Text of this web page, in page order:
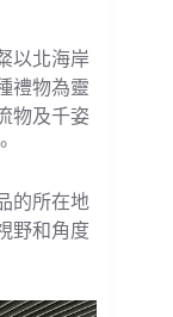
以北海岸
禮物為靈
物及千姿
的所在地
野和角度